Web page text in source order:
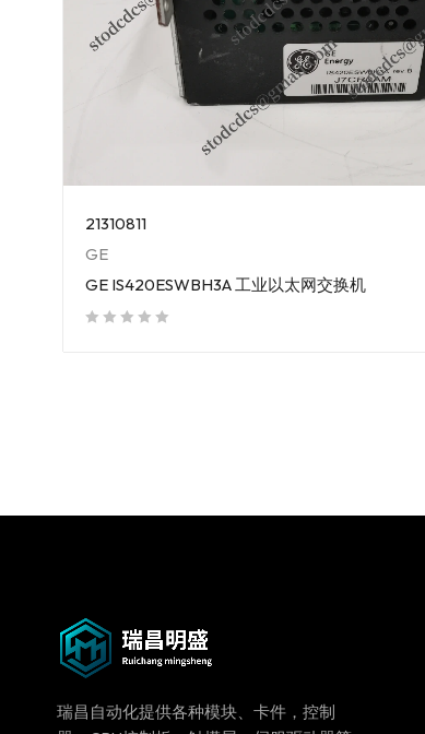
21310811
GE
GE IS420ESWBH3A 工业以太网交换机
瑞昌自动化提供各种模块、卡件，控制